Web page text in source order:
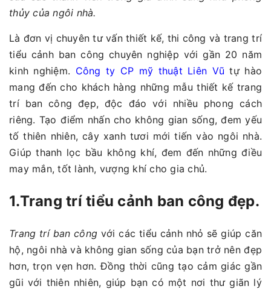
thủy của ngôi nhà.
Là đơn vị chuyên tư vấn thiết kế, thi công và trang trí
tiểu cảnh ban công chuyên nghiệp với gần 20 năm
kinh nghiệm. Công ty CP mỹ thuật Liên Vũtự hào
mang đến cho khách hàng những mẫu thiết kế trang
trí ban công đẹp, độc đáo với nhiều phong cách
riêng. Tạo điểm nhấn cho không gian sống, đem yếu
tố thiên nhiên, cây xanh tươi mới tiến vào ngôi nhà.
Giúp thanh lọc bầu không khí, đem đến những điều
may mắn, tốt lành, vượng khí cho gia chủ.
1.Trang trí tiểu cảnh ban công đẹp.
Trang trí ban công với các tiểu cảnh nhỏ sẽ giúp căn
hộ, ngôi nhà và không gian sống của bạn trở nên đẹp
hơn, trọn vẹn hơn. Đồng thời cũng tạo cảm giác gần
gũi với thiên nhiên, giúp bạn có một nơi thư giãn lý